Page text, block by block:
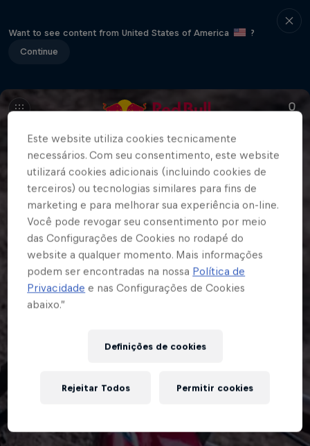
Want to see content from United States of America
?
Continue
Este website utiliza cookies tecnicamente
necessários. Com seu consentimento, este website
utilizará cookies adicionais (incluindo cookies de
terceiros) ou tecnologias similares para fins de
marketing e para melhorar sua experiência on-line.
Você pode revogar seu consentimento por meio
das Configurações de Cookies no rodapé do
website a qualquer momento. Mais informações
podem ser encontradas na nossa Política de
Privacidade e nas Configurações de Cookies
abaixo.”
Definições de cookies
Rejeitar Todos Permitir cookies